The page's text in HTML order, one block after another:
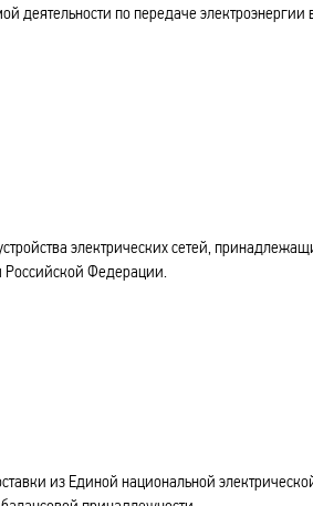
деятельности по передаче электроэнергии
электрических сетей,
Российской Федерации.
из Единой национальной